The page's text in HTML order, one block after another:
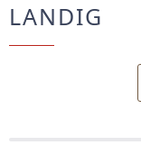
LANDIG